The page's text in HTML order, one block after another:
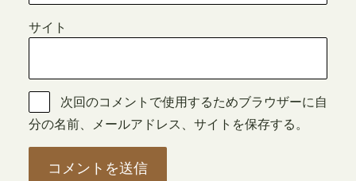
サイト
次回のコメントで使用するためブラウザーに自
分の名前、メールアドレス、サイトを保存する。